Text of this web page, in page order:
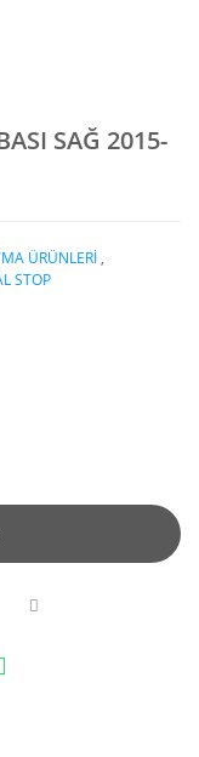
SAĞ 2015-
ÜRÜNLERİ ,
STOP